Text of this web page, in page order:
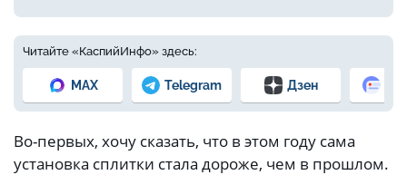
Читайте «КаспийИнфо» здесь:
MAX Telegram Дзен
Во-первых, хочу сказать, что в этом году сама
установка сплитки стала дороже, чем в прошлом.